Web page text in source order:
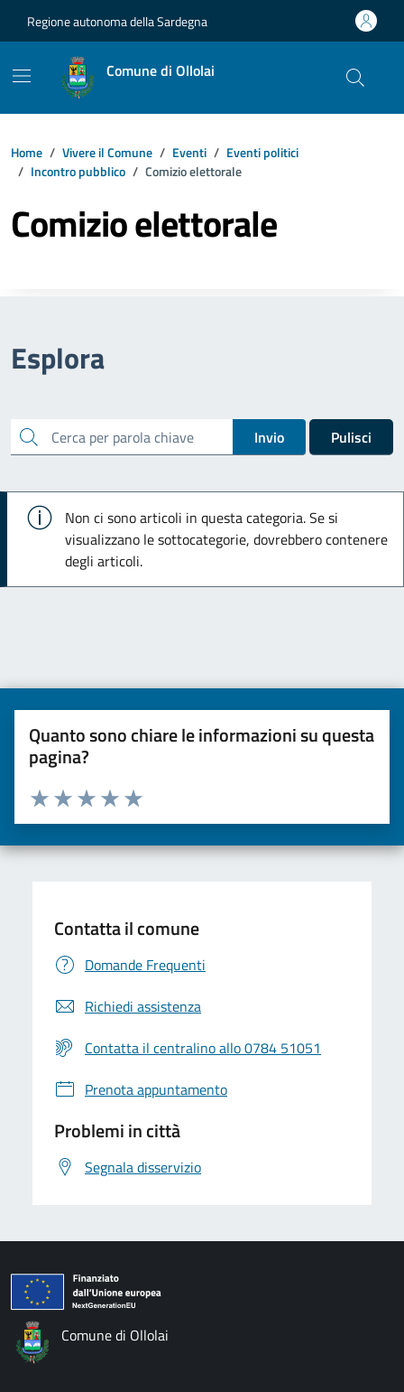
Regione autonoma della Sardegna
Comune di Ollolai
Home Vivere il Comune Eventi
Eventi politici
Incontro pubblico
Comizio elettorale
Comizio elettorale
Esplora
cerca Invio Pulisci
Info
Non ci sono articoli in questa categoria. Se si
visualizzano le sottocategorie, dovrebbero contenere
degli articoli.
Quanto sono chiare le informazioni su questa
pagina?
Valuta da 1 a 5 stelle la pagina
Valuta 5 stelle su 5
Valuta 4 stelle su 5
Valuta 3 stelle su 5
Valuta 2 stelle su 5
Valuta una stella su 5
Contatta il comune
Domande Frequenti
Richiedi assistenza
Contatta il centralino allo 0784 51051
Prenota appuntamento
Problemi in città
Segnala disservizio
Comune di Ollolai